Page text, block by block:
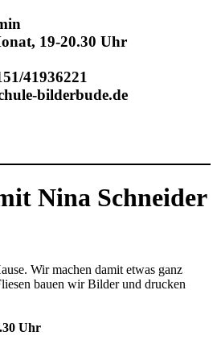
19-20.30 Uhr
41936221
bilderbude.de
Nina Schneider
Wir machen damit etwas ganz
bauen wir Bilder und drucken
Uhr